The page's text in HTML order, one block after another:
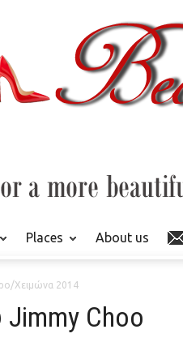
Places About us
Χειμώνα 2014
Jimmy Choo